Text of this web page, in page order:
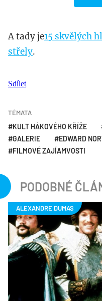
A tady je15 skvělých
střely.
Sdílet
TÉMATA
KULT HÁKOVÉHO KŘÍŽE
GALERIE
EDWARD
FILMOVÉ ZAJÍAMVOSTI
PODOBNÉ